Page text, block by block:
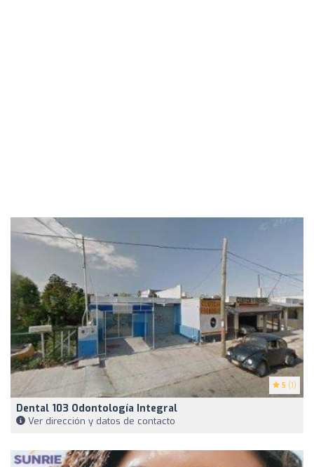
5 (1)
Dental 103 Odontología Integral
Ver dirección y datos de contacto